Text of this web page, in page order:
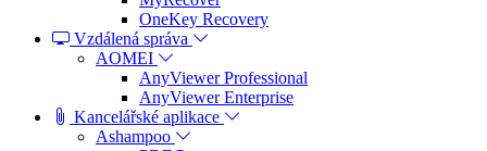
OneKey Recovery
Vzdálená správa
AOMEI
AnyViewer Professional
AnyViewer Enterprise
Kancelářské aplikace
Ashampoo